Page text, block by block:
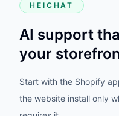
HEICHAT
AI support
your
Start with the Shopify
the website install only